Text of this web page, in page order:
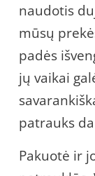
naudotis
mūsų
padės
jų vaikai
patrauks
Pakuotė ir